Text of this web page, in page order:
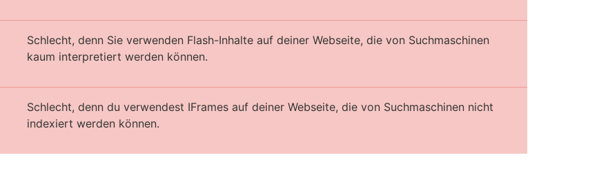
Schlecht, denn Sie verwenden Flash-Inhalte auf deiner Webseite, die von Suchmaschinen
kaum interpretiert werden können.
Schlecht, denn du verwendest IFrames auf deiner Webseite, die von Suchmaschinen nicht
indexiert werden können.